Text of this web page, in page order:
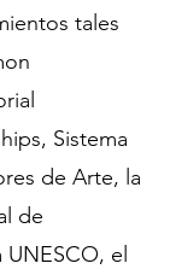
tales
Sistema
de Arte, la
de
el